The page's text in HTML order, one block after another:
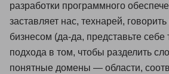
разработки программного
заставляет нас, технарей,
бизнесом (да-да, представьте себе
подхода в том, чтобы разделить
понятные домены — области,